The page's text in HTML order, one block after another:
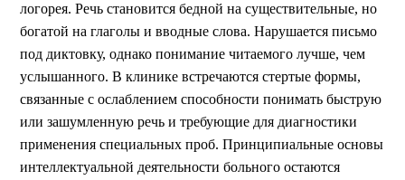
логорея. Речь становится бедной на существительные, но
богатой на глаголы и вводные слова. Нарушается письмо
под диктовку, однако понимание читаемого лучше, чем
услышанного. В клинике встречаются стертые формы,
связанные с ослаблением способности понимать быструю
или зашумленную речь и требующие для диагностики
применения специальных проб. Принципиальные основы
интеллектуальной деятельности больного остаются